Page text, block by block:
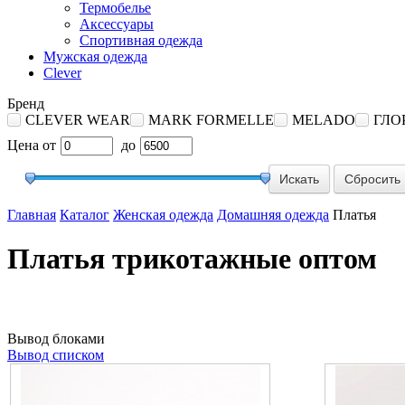
Термобелье
Аксессуары
Спортивная одежда
Мужская одежда
Clever
Бренд
CLEVER WEAR
MARK FORMELLE MELADO
Цена от до
Сбросить
Главная Каталог Женская одежда Домашняя одежда Платья
Платья трикотажные оптом
Вывод блоками
Вывод списком